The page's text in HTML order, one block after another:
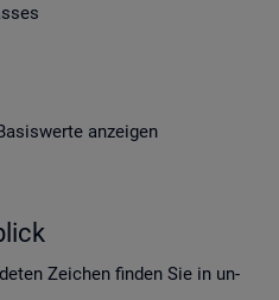
an­zei­gen
Zei­chen fin­den Sie in un­